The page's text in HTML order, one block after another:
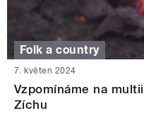
Folk a country
7. květen 2024
Vzpomínáme na
Zíchu